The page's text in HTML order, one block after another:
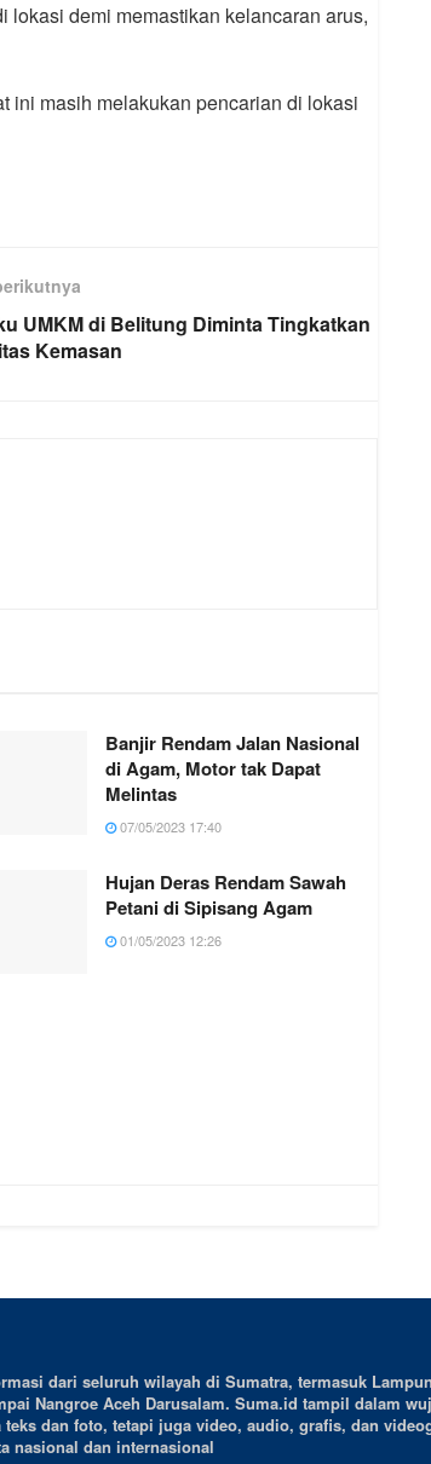
demi memastikan kelancaran arus,
ini masih melakukan pencarian di lokasi
UMKM di Belitung Diminta Tingkatkan
Kemasan
Banjir Rendam Jalan Nasional
di Agam, Motor tak Dapat
Melintas
07/05/2023 17:40
Hujan Deras Rendam Sawah
Petani di Sipisang Agam
01/05/2023 12:26
dari seluruh wilayah di Sumatra, termasuk
Nangroe Aceh Darusalam. Suma.id tampil dalam
dan foto, tetapi juga video, audio, grafis, dan
nasional dan internasional